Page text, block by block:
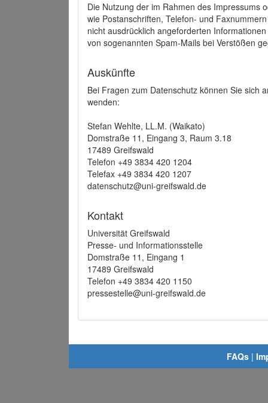
Die Nutzung der im Rahmen des Impressums
wie Postanschriften, Telefon- und
nicht ausdrücklich angeforderten
von sogenannten Spam-Mails bei Verstößen
Auskünfte
Bei Fragen zum Datenschutz können Sie sich
wenden:
Stefan Wehlte, LL.M. (Waikato)
Domstraße 11, Eingang 3, Raum 3.18
17489 Greifswald
Telefon +49 3834 420 1204
Telefax +49 3834 420 1207
datenschutz@uni-greifswald.de
Kontakt
Universität Greifswald
Presse- und Informationsstelle
Domstraße 11, Eingang 1
17489 Greifswald
Telefon +49 3834 420 1150
pressestelle@uni-greifswald.de
FAQs |